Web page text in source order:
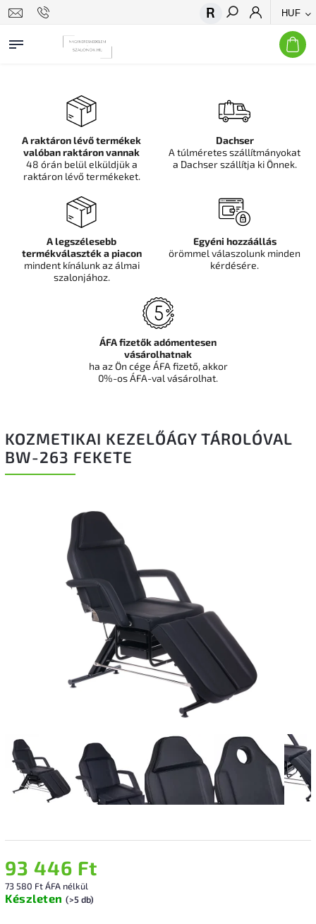
HUF
Keresés
KOZMETIKAI KEZELŐÁGY TÁROLÓVAL
BW-263 FEKETE
93 446 Ft
73 580 Ft ÁFA nélkül
Készleten (>5 db)
A raktáron lévő termékek
valóban raktáron vannak
48 órán belül elküldjük a
raktáron lévő termékeket.
Dachser
A túlméretes szállítmányokat
a Dachser szállítja ki Önnek.
A legszélesebb
termékválaszték a piacon
mindent kínálunk az álmai
szalonjához.
Egyéni hozzáállás
örömmel válaszolunk minden
kérdésére.
ÁFA fizetők adómentesen
vásárolhatnak
ha az Ön cége ÁFA fizető, akkor
0%-os ÁFA-val vásárolhat.